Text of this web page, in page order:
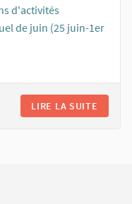
d'activités
de juin (25 juin-1er
LIRE LA SUITE